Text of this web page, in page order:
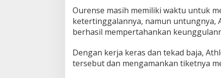
Ourense masih memiliki waktu untuk
ketertinggalannya, namun untungnya,
berhasil mempertahankan
Dengan kerja keras dan tekad baja,
tersebut dan mengamankan tiketnya